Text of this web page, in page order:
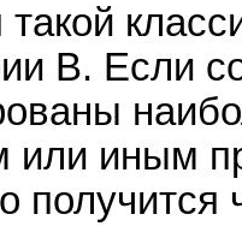
такой
B. Если
или иным
получится